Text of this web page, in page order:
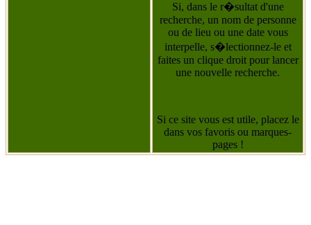
Si, dans le r�sultat d'une
recherche, un nom de personne
ou de lieu ou une date vous
interpelle, s�lectionnez-le et
faites un clique droit pour lancer
une nouvelle recherche.
Si ce site vous est utile, placez le
dans vos favoris ou marques-
pages !